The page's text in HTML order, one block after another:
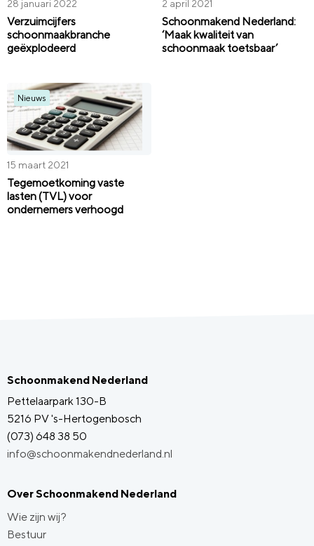
28 januari 2022
Verzuimcijfers
schoonmaakbranche
geëxplodeerd
2 april 2021
Schoonmakend Nederland:
‘Maak kwaliteit van
schoonmaak toetsbaar’
Nieuws
15 maart 2021
Tegemoetkoming vaste
lasten (TVL) voor
ondernemers verhoogd
Schoonmakend Nederland
Pettelaarpark 130-B
5216 PV 's-Hertogenbosch
(073) 648 38 50
info@schoonmakendnederland.nl
Over Schoonmakend Nederland
Wie zijn wij?
Bestuur